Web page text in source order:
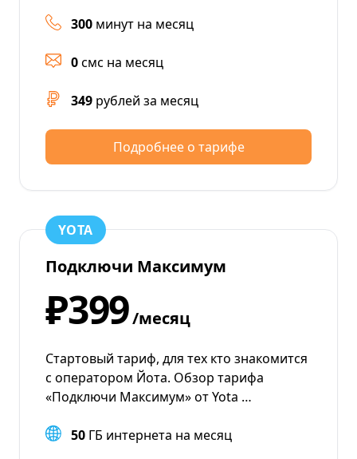
300 минут на месяц
0смс на месяц
349 рублей за месяц
Подробнее о тарифе
YOTA
Подключи Максимум
₽399/месяц
Стартовый тариф, для тех кто знакомится
с оператором Йота. Обзор тарифа
«Подключи Максимум» от Yota …
50 ГБ интернета на месяц